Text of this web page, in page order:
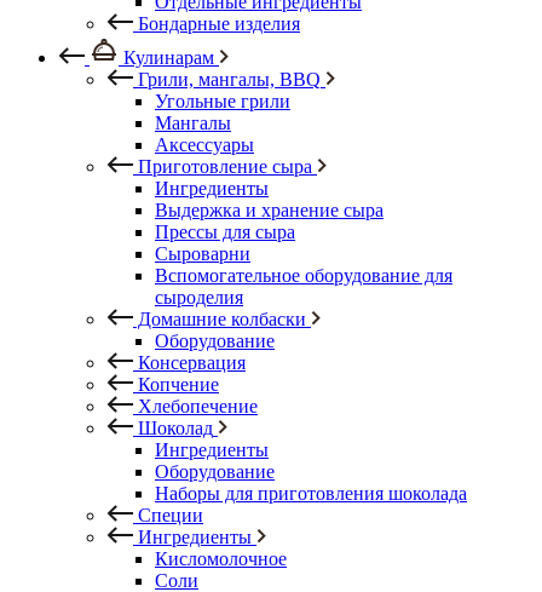
Бондарные изделия
Кулинарам
Грили, мангалы, BBQ
Угольные грили
Мангалы
Аксессуары
Приготовление сыра
Ингредиенты
Выдержка и хранение сыра
Прессы для сыра
Сыроварни
Вспомогательное оборудование для
сыроделия
Домашние колбаски
Оборудование
Консервация
Копчение
Хлебопечение
Шоколад
Ингредиенты
Оборудование
Наборы для приготовления шоколада
Специи
Ингредиенты
Кисломолочное
Соли